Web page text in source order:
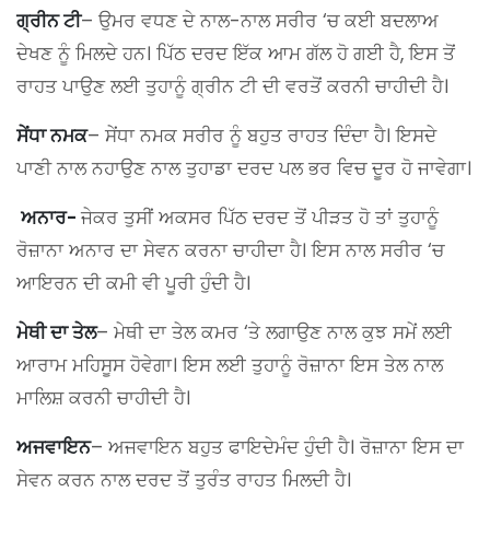
ਗ੍ਰੀਨ ਟੀ– ਉਮਰ ਵਧਣ ਦੇ ਨਾਲ-ਨਾਲ ਸਰੀਰ ‘ਚ ਕਈ ਬਦਲਾਅ
ਦੇਖਣ ਨੂੰ ਮਿਲਦੇ ਹਨ। ਪਿੱਠ ਦਰਦ ਇੱਕ ਆਮ ਗੱਲ ਹੋ ਗਈ ਹੈ, ਇਸ ਤੋਂ
ਰਾਹਤ ਪਾਉਣ ਲਈ ਤੁਹਾਨੂੰ ਗ੍ਰੀਨ ਟੀ ਦੀ ਵਰਤੋਂ ਕਰਨੀ ਚਾਹੀਦੀ ਹੈ।
ਸੇਂਧਾ ਨਮਕ– ਸੇਂਧਾ ਨਮਕ ਸਰੀਰ ਨੂੰ ਬਹੁਤ ਰਾਹਤ ਦਿੰਦਾ ਹੈ। ਇਸਦੇ
ਪਾਣੀ ਨਾਲ ਨਹਾਉਣ ਨਾਲ ਤੁਹਾਡਾ ਦਰਦ ਪਲ ਭਰ ਵਿਚ ਦੂਰ ਹੋ ਜਾਵੇਗਾ।
ਅਨਾਰ-ਜੇਕਰ ਤੁਸੀਂ ਅਕਸਰ ਪਿੱਠ ਦਰਦ ਤੋਂ ਪੀੜਤ ਹੋ ਤਾਂ ਤੁਹਾਨੂੰ
ਰੋਜ਼ਾਨਾ ਅਨਾਰ ਦਾ ਸੇਵਨ ਕਰਨਾ ਚਾਹੀਦਾ ਹੈ। ਇਸ ਨਾਲ ਸਰੀਰ ‘ਚ
ਆਇਰਨ ਦੀ ਕਮੀ ਵੀ ਪੂਰੀ ਹੁੰਦੀ ਹੈ।
ਮੇਥੀ ਦਾ ਤੇਲ– ਮੇਥੀ ਦਾ ਤੇਲ ਕਮਰ ‘ਤੇ ਲਗਾਉਣ ਨਾਲ ਕੁਝ ਸਮੇਂ ਲਈ
ਆਰਾਮ ਮਹਿਸੂਸ ਹੋਵੇਗਾ। ਇਸ ਲਈ ਤੁਹਾਨੂੰ ਰੋਜ਼ਾਨਾ ਇਸ ਤੇਲ ਨਾਲ
ਮਾਲਿਸ਼ ਕਰਨੀ ਚਾਹੀਦੀ ਹੈ।
ਅਜਵਾਇਨ– ਅਜਵਾਇਨ ਬਹੁਤ ਫਾਇਦੇਮੰਦ ਹੁੰਦੀ ਹੈ। ਰੋਜ਼ਾਨਾ ਇਸ ਦਾ
ਸੇਵਨ ਕਰਨ ਨਾਲ ਦਰਦ ਤੋਂ ਤੁਰੰਤ ਰਾਹਤ ਮਿਲਦੀ ਹੈ।